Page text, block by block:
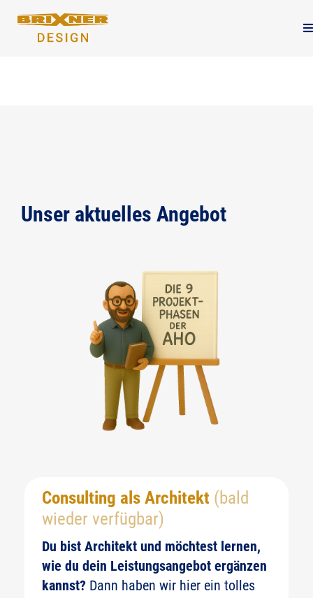
Unser aktuelles Angebot
Consulting als Architekt (bald
wieder verfügbar)
Du bist Architekt und möchtest lernen,
wie du dein Leistungsangebot ergänzen
kannst? Dann haben wir hier ein tolles